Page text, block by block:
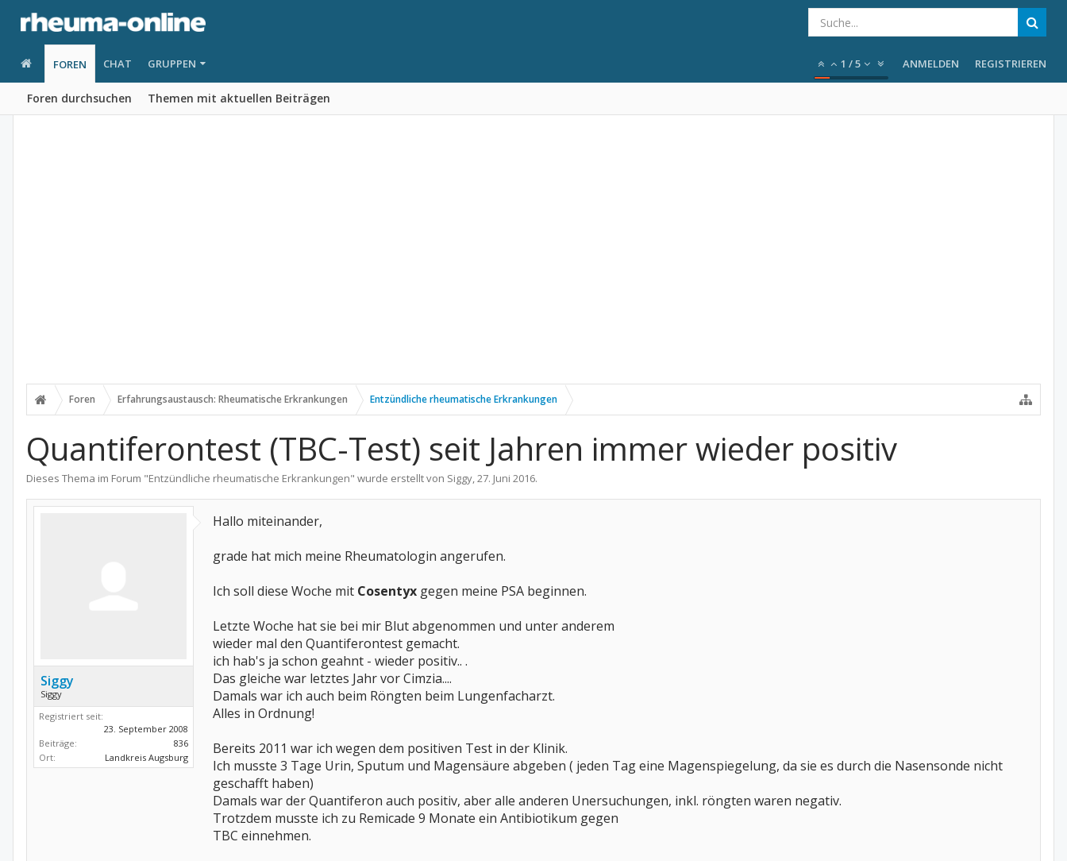
FOREN
Foren durchsuchen Themen mit aktuellen Beiträgen
CHAT GRUPPEN 1 /5 ANMELDEN REGISTRIEREN
Foren Erfahrungsaustausch: Rheumatische Erkrankungen Entzündliche rheumatische Erkrankungen
Quantiferontest (TBC-Test) seit Jahren immer wieder positiv
Dieses Thema im Forum "Entzündliche rheumatische Erkrankungen" wurde erstellt von Siggy,27. Juni 2016.
Siggy
Siggy
Registriert seit:
23. September 2008
Beiträge:
836
Ort:
Landkreis Augsburg
Hallo miteinander,
grade hat mich meine Rheumatologin angerufen.
Ich soll diese Woche mit Cosentyx gegen meine PSA beginnen.
Letzte Woche hat sie bei mir Blut abgenommen und unter anderem
wieder mal den Quantiferontest gemacht.
ich hab's ja schon geahnt - wieder positiv.. .
Das gleiche war letztes Jahr vor Cimzia....
Damals war ich auch beim Röngten beim Lungenfacharzt.
Alles in Ordnung!
Bereits 2011 war ich wegen dem positiven Test in der Klinik.
Ich musste 3 Tage Urin, Sputum und Magensäure abgeben ( jeden Tag eine Magenspiegelung, da sie es durch die Nasensonde nicht
geschafft haben)
Damals war der Quantiferon auch positiv, aber alle anderen Unersuchungen, inkl. röngten waren negativ.
Trotzdem musste ich zu Remicade 9 Monate ein Antibiotikum gegen
TBC einnehmen.